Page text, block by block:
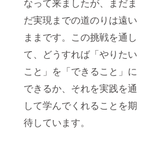
なって来ましたが、まだま
だ実現までの道のりは遠い
ままです。この挑戦を通し
て、どうすれば「やりたい
こと」を「できること」に
できるか、それを実践を通
して学んでくれることを期
待しています。